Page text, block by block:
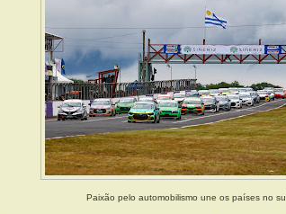
Paixão pelo automobilismo une os países no sul